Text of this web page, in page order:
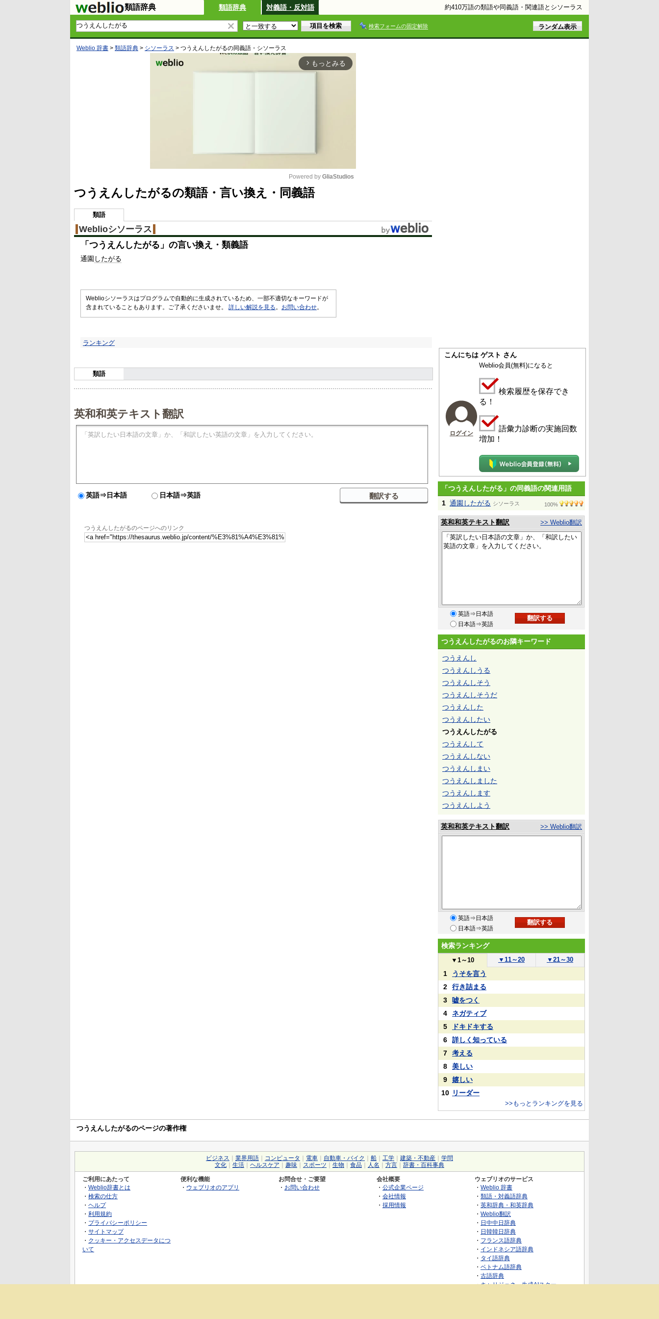
類語辞典 類語辞典 対義語・反対語 約410万語の類語や同義語・関連語とシソーラス
検索フォームの固定解除
Weblio 辞書 > 類語辞典 > シソーラス > つうえんしたがるの同義語・シソーラス
arrow_forward_ios もっとみる
Powered by GliaStudios
つうえんしたがるの類語・言い換え・同義語
類語
Weblioシソーラス
「 つうえんしたがる 」の言い換え・類義語
通園 したがる
Weblioシソーラスはプログラムで自動的に生成されているため、一部不適切なキーワードが
含まれていることもあります。ご了承くださいませ。 詳しい解説を見る 。 お問い合わせ。
ランキング
類語
英和和英テキスト翻訳
英語⇒日本語 日本語⇒英語
つうえんしたがるのページへのリンク
こんにちは ゲスト さん
ログイン
Weblio会員(無料)になると
検索履歴を保存でき
る！
語彙力診断の実施回数
増加！
「つうえんしたがる」の同義語の関連用語
1 通園したがる シソーラス 100%
英和和英テキスト翻訳 >> Weblio翻訳
英語⇒日本語
日本語⇒英語
つうえんしたがるのお隣キーワード
つうえんし
つうえんしうる
つうえんしそう
つうえんしそうだ
つうえんした
つうえんしたい
つうえんしたがる
つうえんして
つうえんしない
つうえんしまい
つうえんしました
つうえんします
つうえんしよう
英和和英テキスト翻訳 >> Weblio翻訳
英語⇒日本語
日本語⇒英語
検索ランキング
▼ 1～10 ▼ 11～20 ▼ 21～30
1
うそを言う
2
行き詰まる
3
嘘をつく
4
ネガティブ
5
ドキドキする
6
詳しく知っている
7
考える
8
美しい
9
嬉しい
10 リーダー
>>もっとランキングを見る
つうえんしたがるのページの著作権
ビジネス 業界用語 コンピュータ 電車 自動車・バイク 船 工学 建築・不動産
学問
文化
生活 ヘルスケア 趣味 スポーツ 生物 食品 人名 方言 辞書・百科事典
ご利用にあたって
・ Weblio辞書とは
・ 検索の仕方
・ ヘルプ
・ 利用規約
・ プライバシーポリシー
・ サイトマップ
・ クッキー・アクセスデータにつ
いて
便利な機能
・ ウェブリオのアプリ
お問合せ・ご要望
・ お問い合わせ
会社概要
・ 公式企業ページ
・ 会社情報
・ 採用情報
ウェブリオのサービス
・ Weblio 辞書
・ 類語・対義語辞典
・ 英和辞典・和英辞典
・ Weblio翻訳
・ 日中中日辞典
・ 日韓韓日辞典
・ フランス語辞典
・ インドネシア語辞典
・ タイ語辞典
・ ベトナム語辞典
・ 古語辞典
・キャリジェネ～生成AIスクー